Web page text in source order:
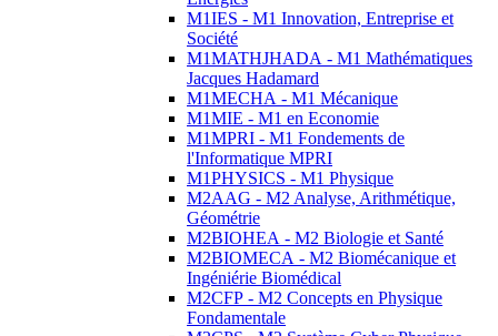
M1IES - M1 Innovation, Entreprise et
Société
M1MATHJHADA - M1 Mathématiques
Jacques Hadamard
M1MECHA - M1 Mécanique
M1MIE - M1 en Economie
M1MPRI - M1 Fondements de
l'Informatique MPRI
M1PHYSICS - M1 Physique
M2AAG - M2 Analyse, Arithmétique,
Géométrie
M2BIOHEA - M2 Biologie et Santé
M2BIOMECA - M2 Biomécanique et
Ingéniérie Biomédical
M2CFP - M2 Concepts en Physique
Fondamentale